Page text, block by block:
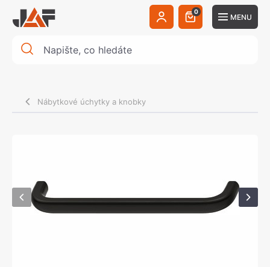
0
MENU
Nábytkové úchytky a knobky